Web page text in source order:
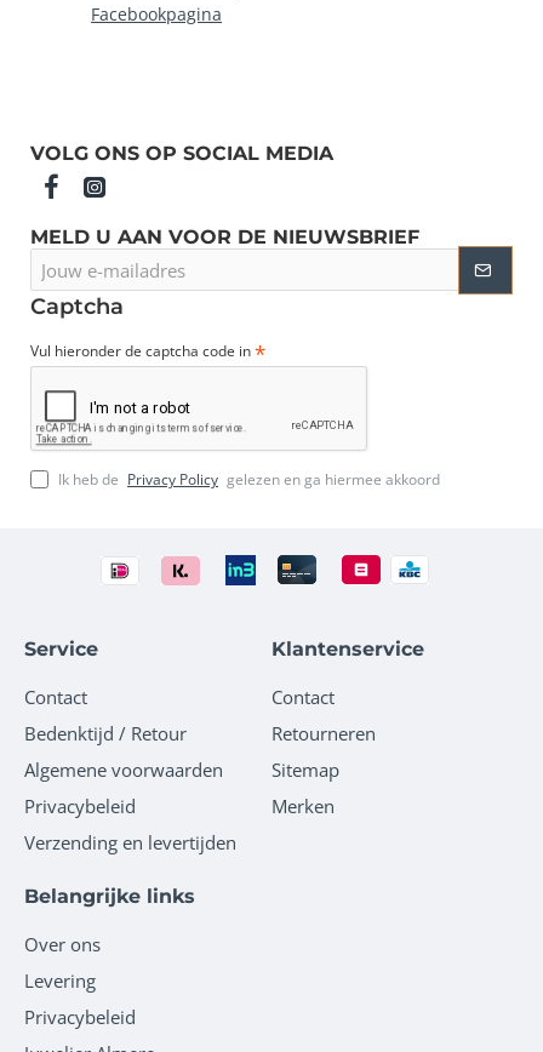
Facebookpagina
VOLG ONS OP SOCIAL MEDIA
MELD U AAN VOOR DE NIEUWSBRIEF
e-
mailadres
Captcha
Vul hieronder de captcha code in
Ik heb de Privacy Policy gelezen en ga hiermee akkoord
Service
Contact
Bedenktijd / Retour
Algemene voorwaarden
Privacybeleid
Verzending en levertijden
Klantenservice
Contact
Retourneren
Sitemap
Merken
Belangrijke links
Over ons
Levering
Privacybeleid